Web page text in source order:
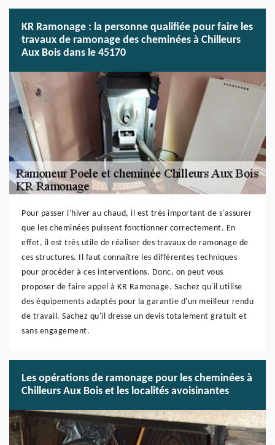
KR Ramonage : la personne qualifiée pour faire les
travaux de ramonage des cheminées à Chilleurs
Aux Bois dans le 45170
Pour passer l'hiver au chaud, il est très important de s'assurer
que les cheminées puissent fonctionner correctement. En
effet, il est très utile de réaliser des travaux de ramonage de
ces structures. Il faut connaître les différentes techniques
pour procéder à ces interventions. Donc, on peut vous
proposer de faire appel à KR Ramonage. Sachez qu'il utilise
des équipements adaptés pour la garantie d'un meilleur rendu
de travail. Sachez qu'il dresse un devis totalement gratuit et
sans engagement.
Les opérations de ramonage pour les cheminées à
Chilleurs Aux Bois et les localités avoisinantes